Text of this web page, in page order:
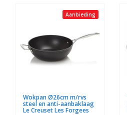
Aanbieding
Wokpan Ø26cm m/rvs
steel en anti-aanbaklaag
Le Creuset Les Forgees